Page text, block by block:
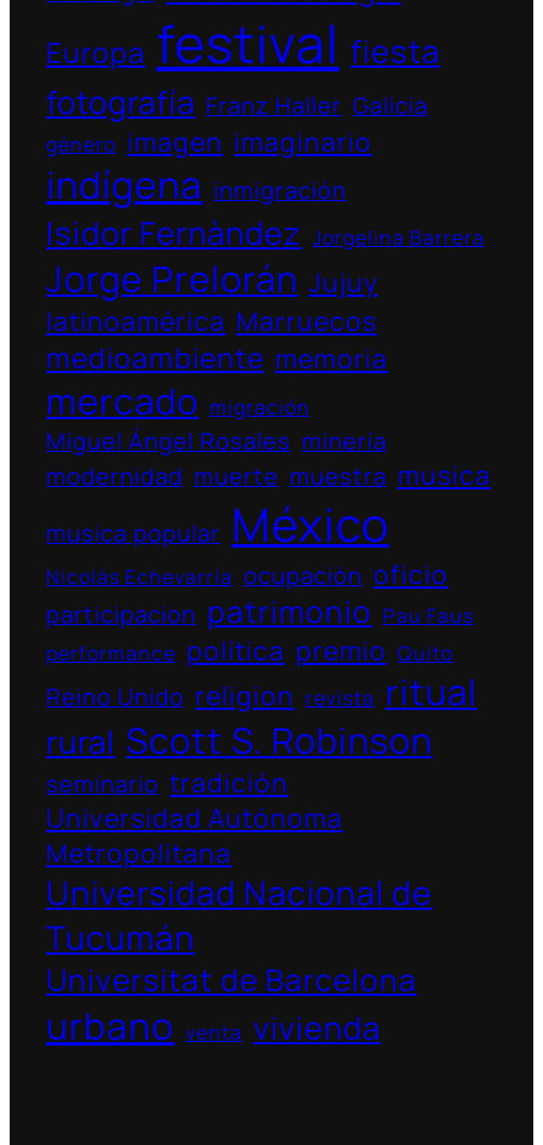
Europa festival fiesta
fotografía Franz Haller Galicia
género imagen imaginario
indígena inmigración
Isidor Fernàndez Jorgelina Barrera
Jorge Prelorán Jujuy
latinoamérica Marruecos
medioambiente memoria
mercado migración
Miguel Ángel Rosales minería
modernidad muerte muestra musica
musica popular México
Nicolás Echevarría ocupación oficio
participacion patrimonio Pau Faus
performance política premio Quito
Reino Unido religion revista ritual
rural Scott S. Robinson
seminario tradición
Universidad Autónoma
Metropolitana
Universidad Nacional de
Tucumán
Universitat de Barcelona
urbano venta vivienda